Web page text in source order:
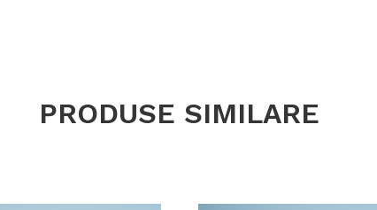
PRODUSE SIMILARE